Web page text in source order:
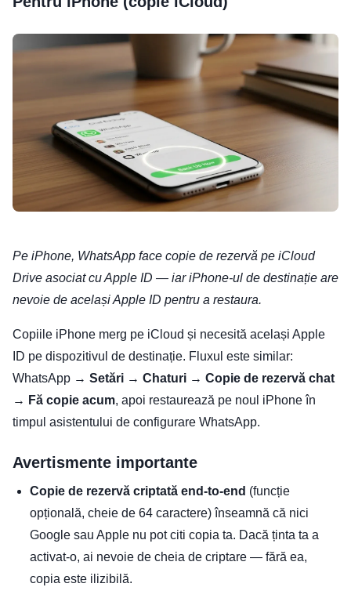
Pe iPhone, WhatsApp face copie de rezervă pe iCloud
Drive asociat cu Apple ID — iar iPhone-ul de destinație are
nevoie de același Apple ID pentru a restaura.
Copiile iPhone merg pe iCloud și necesită același Apple
ID pe dispozitivul de destinație. Fluxul este similar:
WhatsApp → Setări → Chaturi → Copie de rezervă chat
→ Fă copie acum, apoi restaurează pe noul iPhone în
timpul asistentului de configurare WhatsApp.
Avertismente importante
Copie de rezervă criptată end-to-end (funcție
opțională, cheie de 64 caractere) înseamnă că nici
Google sau Apple nu pot citi copia ta. Dacă ținta ta a
activat-o, ai nevoie de cheia de criptare — fără ea,
copia este ilizibilă.